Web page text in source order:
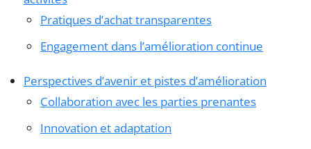
Pratiques d’achat transparentes
Engagement dans l’amélioration continue
Perspectives d’avenir et pistes d’amélioration
Collaboration avec les parties prenantes
Innovation et adaptation